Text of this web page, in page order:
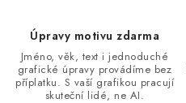
Úpravy motivu zdarma
Jméno, věk, text i jednoduché
grafické úpravy provádíme bez
příplatku. S vaší grafikou pracují
skuteční lidé, ne AI.